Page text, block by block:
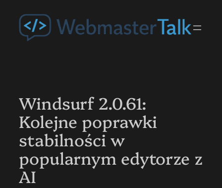
treści
Windsurf 2.0.61:
Kolejne poprawki
stabilności w
popularnym edytorze z
AI